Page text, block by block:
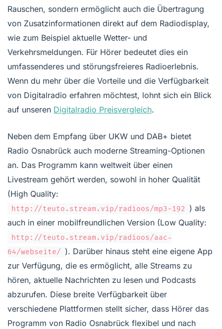
Rauschen, sondern ermöglicht auch die Übertragung
von Zusatzinformationen direkt auf dem Radiodisplay,
wie zum Beispiel aktuelle Wetter- und
Verkehrsmeldungen. Für Hörer bedeutet dies ein
umfassenderes und störungsfreieres Radioerlebnis.
Wenn du mehr über die Vorteile und die Verfügbarkeit
von Digitalradio erfahren möchtest, lohnt sich ein Blick
auf unseren Digitalradio Preisvergleich.
Neben dem Empfang über UKW und DAB+ bietet
Radio Osnabrück auch moderne Streaming-Optionen
an. Das Programm kann weltweit über einen
Livestream gehört werden, sowohl in hoher Qualität
(High Quality:
http://teuto.stream.vip/radioos/mp3-192 ) als
auch in einer mobilfreundlichen Version (Low Quality:
http://teuto.stream.vip/radioos/aac-
64/webseite/ ). Darüber hinaus steht eine eigene App
zur Verfügung, die es ermöglicht, alle Streams zu
hören, aktuelle Nachrichten zu lesen und Podcasts
abzurufen. Diese breite Verfügbarkeit über
verschiedene Plattformen stellt sicher, dass Hörer das
Programm von Radio Osnabrück flexibel und nach